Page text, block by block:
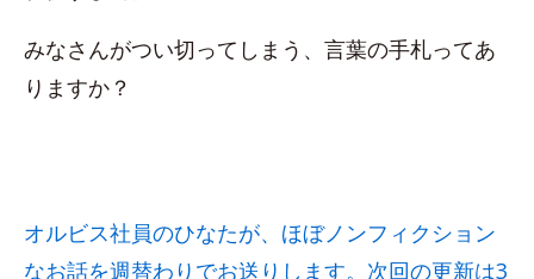
みなさんがつい切ってしまう、言葉の手札ってあ
りますか？
オルビス社員のひなたが、ほぼノンフィクション
なお話を週替わりでお送りします。次回の更新は3